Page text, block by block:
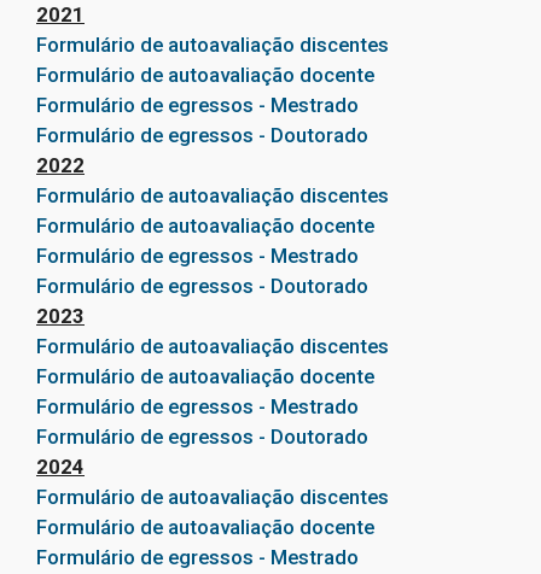
2021
Formulário de autoavaliação discentes
Formulário de autoavaliação docente
Formulário de egressos - Mestrado
Formulário de egressos - Doutorado
2022
Formulário de autoavaliação discentes
Formulário de autoavaliação docente
Formulário de egressos - Mestrado
Formulário de egressos - Doutorado
2023
Formulário de autoavaliação discentes
Formulário de autoavaliação docente
Formulário de egressos - Mestrado
Formulário de egressos - Doutorado
2024
Formulário de autoavaliação discentes
Formulário de autoavaliação docente
Formulário de egressos - Mestrado